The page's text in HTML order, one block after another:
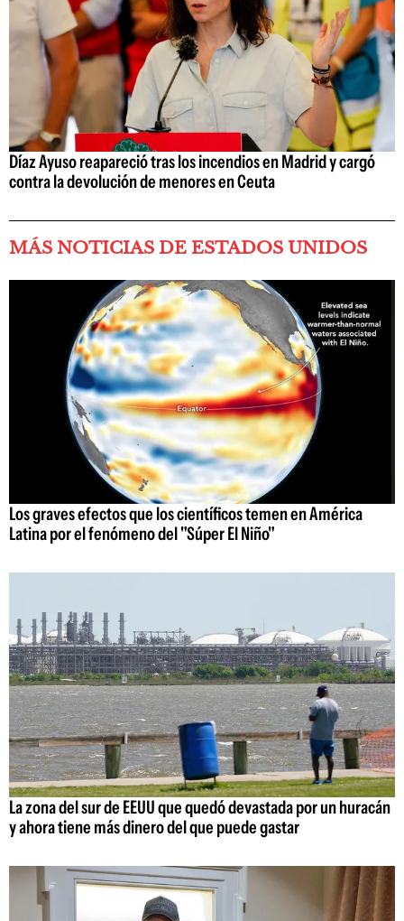
Díaz Ayuso reapareció tras los incendios en Madrid y cargó
contra la devolución de menores en Ceuta
MÁS NOTICIAS DE ESTADOS UNIDOS
Los graves efectos que los científicos temen en América
Latina por el fenómeno del "Súper El Niño"
La zona del sur de EEUU que quedó devastada por un huracán
y ahora tiene más dinero del que puede gastar